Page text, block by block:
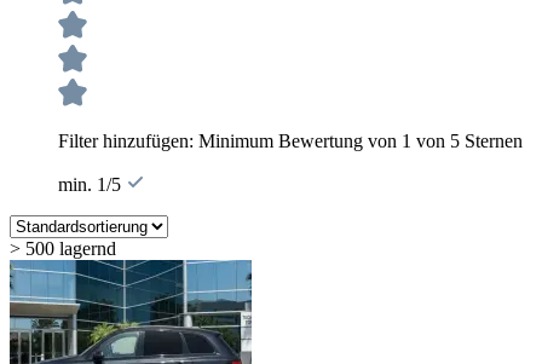
Filter hinzufügen: Minimum Bewertung von 1 von 5 Sternen
min. 1/5
> 500 lagernd